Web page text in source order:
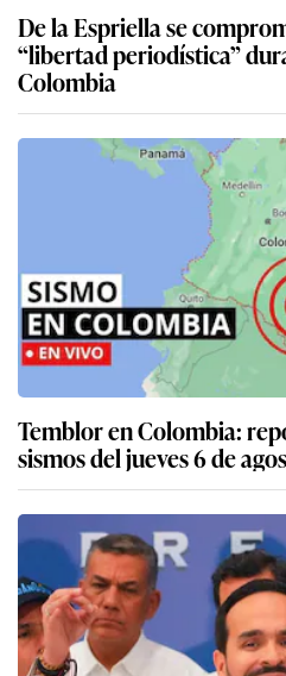
De la Espriella se
“libertad periodística”
Colombia
Temblor en Colombia:
sismos del jueves 6 de